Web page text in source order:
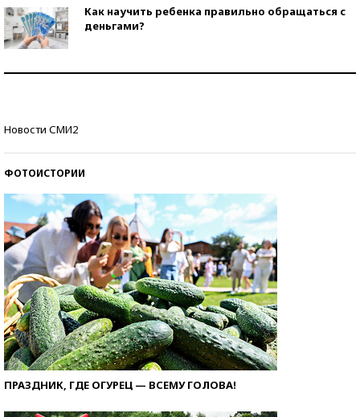
Как научить ребенка правильно обращаться с
деньгами?
Новости СМИ2
ФОТОИСТОРИИ
ПРАЗДНИК, ГДЕ ОГУРЕЦ — ВСЕМУ ГОЛОВА!